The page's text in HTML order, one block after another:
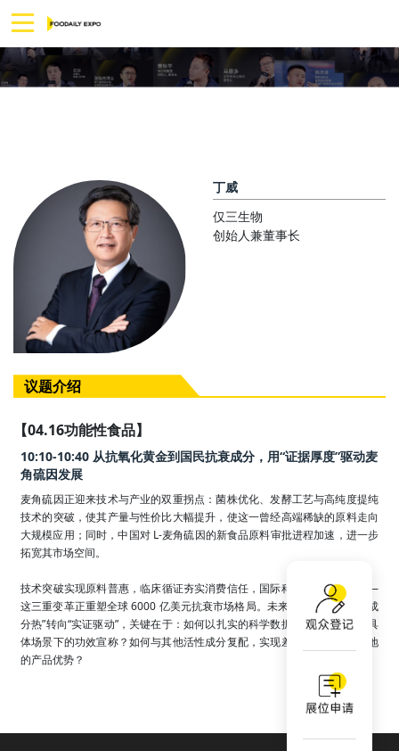
丁威
仅三生物
创始人兼董事长
议题介绍
【04.16功能性食品】
10:10-10:40 从抗氧化黄金到国民抗衰成分，用“证据厚度”驱动麦
角硫因发展
麦角硫因正迎来技术与产业的双重拐点：菌株优化、发酵工艺与高纯度提纯
技术的突破，使其产量与性价比大幅提升，使这一曾经高端稀缺的原料走向
大规模应用；同时，中国对 L‑麦角硫因的新食品原料审批进程加速，进一步
拓宽其市场空间。
技术突破实现原料普惠，临床循证夯实消费信任，国际科研抢占制高点——
这三重变革正重塑全球 6000 亿美元抗衰市场格局。未来，行业竞争将从“成
分热”转向“实证驱动”，关键在于：如何以扎实的科学数据支撑麦角硫因在具
体场景下的功效宣称？如何与其他活性成分复配，实现差异化功效和可落地
的产品优势？